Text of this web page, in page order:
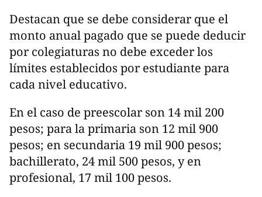
Destacan que se debe considerar que el
monto anual pagado que se puede deducir
por colegiaturas no debe exceder los
límites establecidos por estudiante para
cada nivel educativo.
En el caso de preescolar son 14 mil 200
pesos; para la primaria son 12 mil 900
pesos; en secundaria 19 mil 900 pesos;
bachillerato, 24 mil 500 pesos, y en
profesional, 17 mil 100 pesos.